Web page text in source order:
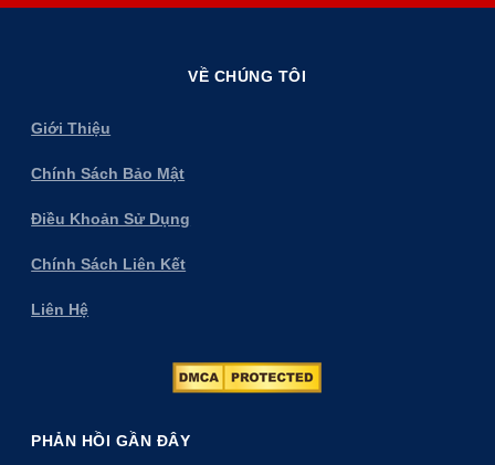
VỀ CHÚNG TÔI
Giới Thiệu
Chính Sách Bảo Mật
Điều Khoản Sử Dụng
Chính Sách Liên Kết
Liên Hệ
PHẢN HỒI GẦN ĐÂY